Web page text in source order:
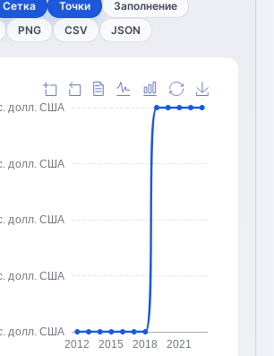
Сетка Точки Заполнение
PNG CSV JSON
долл. США
долл. США
долл. США
долл. США
долл. США
2012 2015 2018 2021